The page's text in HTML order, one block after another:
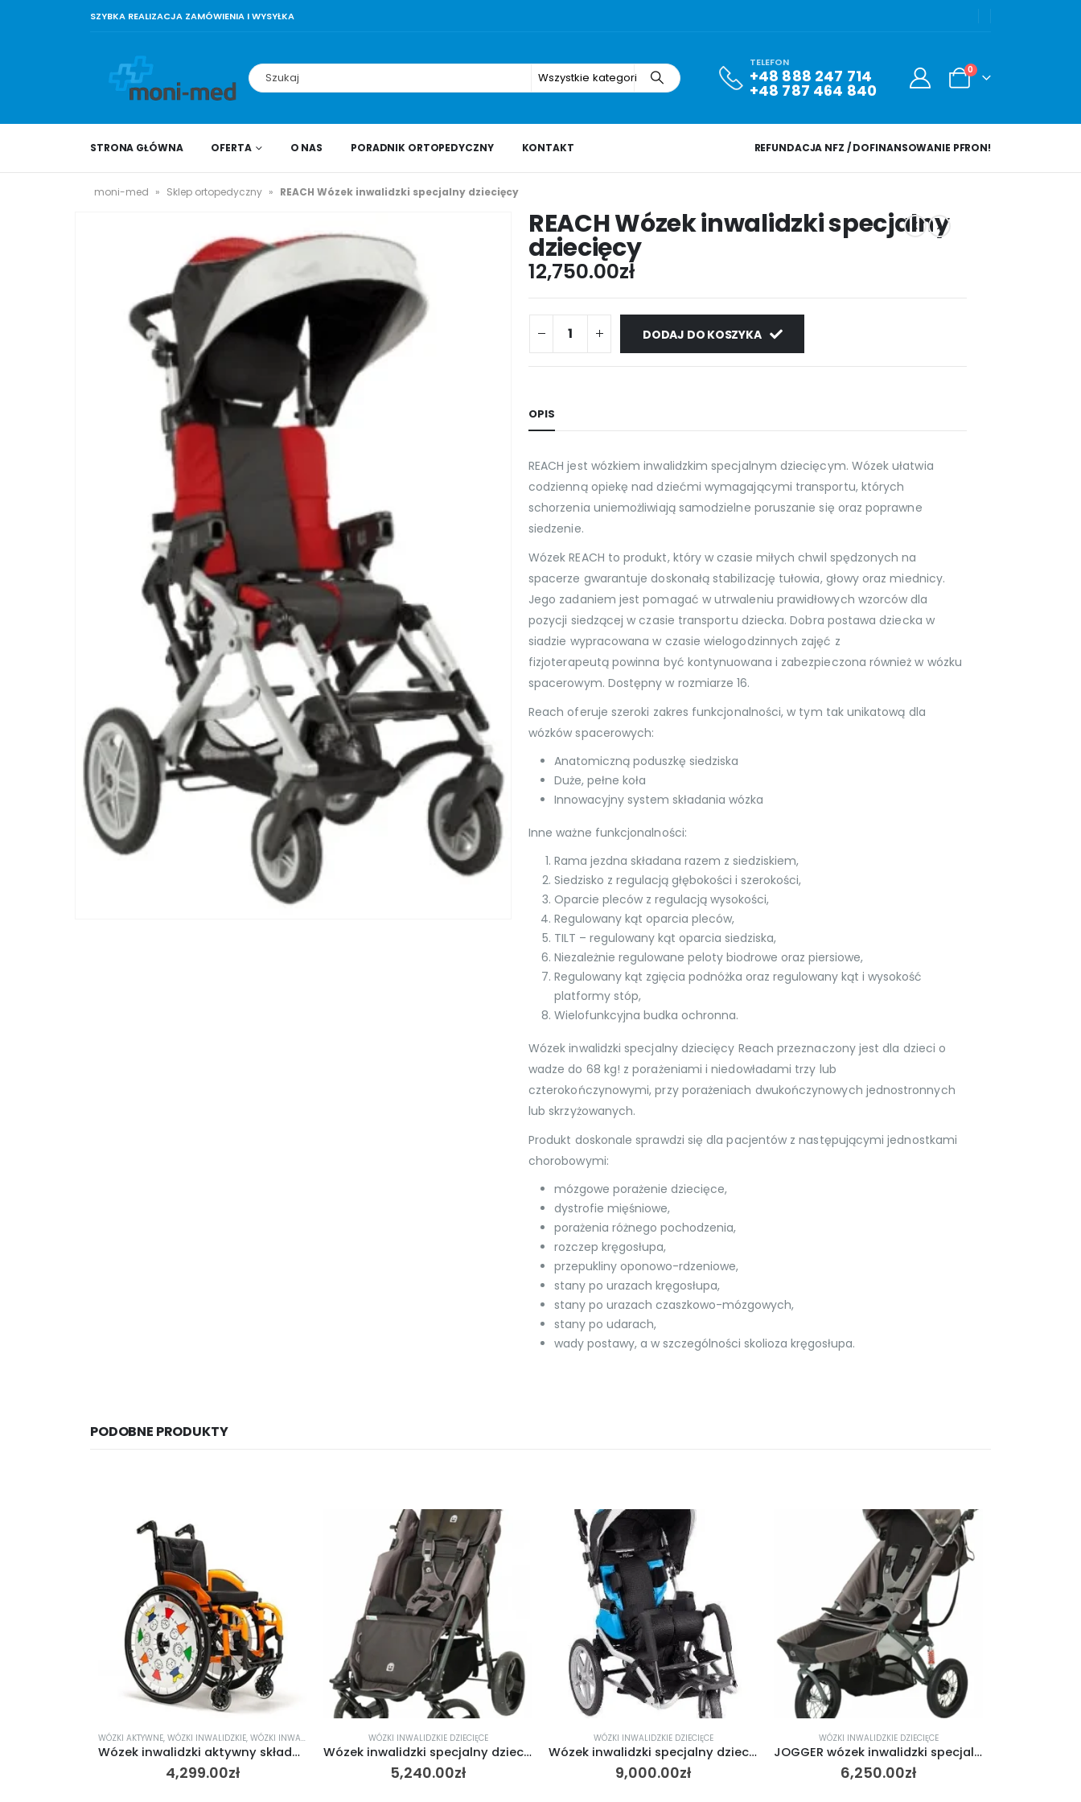
SZYBKA REALIZACJA ZAMÓWIENIA I WYSYŁKA
Wszystkie kategorie
TELEFON
+48 888 247 714
+48 787 464 840
0
STRONA GŁÓWNA OFERTA O NAS PORADNIK ORTOPEDYCZNY KONTAKT REFUNDACJA NFZ / DOFINANSOWANIE PFRON!
moni-med » Sklep ortopedyczny » REACH Wózek inwalidzki specjalny dziecięcy
REACH Wózek inwalidzki specjalny
dziecięcy
12,750.00zł
DODAJ DO KOSZYKA
OPIS
REACH jest wózkiem inwalidzkim specjalnym dziecięcym. Wózek ułatwia
codzienną opiekę nad dziećmi wymagającymi transportu, których
schorzenia uniemożliwiają samodzielne poruszanie się oraz poprawne
siedzenie.
Wózek REACH to produkt, który w czasie miłych chwil spędzonych na
spacerze gwarantuje doskonałą stabilizację tułowia, głowy oraz miednicy.
Jego zadaniem jest pomagać w utrwaleniu prawidłowych wzorców dla
pozycji siedzącej w czasie transportu dziecka. Dobra postawa dziecka w
siadzie wypracowana w czasie wielogodzinnych zajęć z
fizjoterapeutą powinna być kontynuowana i zabezpieczona również w wózku
spacerowym. Dostępny w rozmiarze 16.
Reach oferuje szeroki zakres funkcjonalności, w tym tak unikatową dla
wózków spacerowych:
Anatomiczną poduszkę siedziska
Duże, pełne koła
Innowacyjny system składania wózka
Inne ważne funkcjonalności:
Rama jezdna składana razem z siedziskiem,
Siedzisko z regulacją głębokości i szerokości,
Oparcie pleców z regulacją wysokości,
Regulowany kąt oparcia pleców,
TILT – regulowany kąt oparcia siedziska,
Niezależnie regulowane peloty biodrowe oraz piersiowe,
Regulowany kąt zgięcia podnóżka oraz regulowany kąt i wysokość
platformy stóp,
Wielofunkcyjna budka ochronna.
Wózek inwalidzki specjalny dziecięcy Reach przeznaczony jest dla dzieci o
wadze do 68 kg! z porażeniami i niedowładami trzy lub
czterokończynowymi, przy porażeniach dwukończynowych jednostronnych
lub skrzyżowanych.
Produkt doskonale sprawdzi się dla pacjentów z następującymi jednostkami
chorobowymi:
mózgowe porażenie dziecięce,
dystrofie mięśniowe,
porażenia różnego pochodzenia,
rozczep kręgosłupa,
przepukliny oponowo-rdzeniowe,
stany po urazach kręgosłupa,
stany po urazach czaszkowo-mózgowych,
stany po udarach,
wady postawy, a w szczególności skolioza kręgosłupa.
PODOBNE PRODUKTY
WÓZKI AKTYWNE, WÓZKI INWALIDZKIE, WÓZKI INWALIDZKIE DZIECIĘCE
Wózek inwalidzki aktywny składany TRIGO T Vermeiren
4,299.00zł
WÓZKI INWALIDZKIE DZIECIĘCE
Wózek inwalidzki specjalny dziecięcy Eio Meyra
5,240.00zł
WÓZKI INWALIDZKIE DZIECIĘCE
Wózek inwalidzki specjalny dziecięcy Dyno LIW Care
9,000.00zł
WÓZKI INWALIDZKIE DZIECIĘCE
JOGGER wózek inwalidzki specjalny dziecięcy MEYRA
6,250.00zł